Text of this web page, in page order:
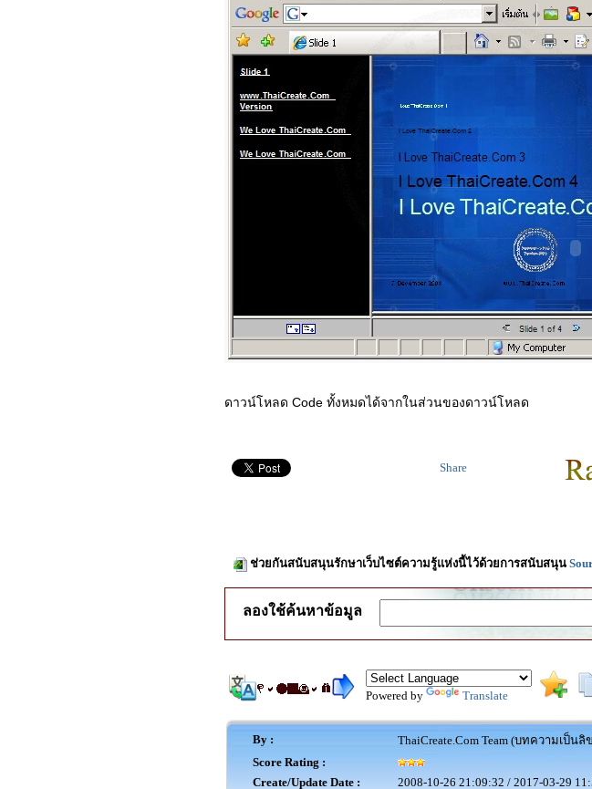
ดาวน์โหลด Code ทั้งหมดได้จากในส่วนของดาวน์โหลด
Share
ช่วยกันสนับสนุนรักษาเว็บไซต์ความรู้แห่งนี้ไว้ด้วยการสนับสนุน
ลองใช้ค้นหาข้อมูล
Powered by Translate
By :
ThaiCreate.Com Team (บทความเป็
Score Rating :
Create/Update Date :
2008-10-26 21:09:32 / 2017-03-29